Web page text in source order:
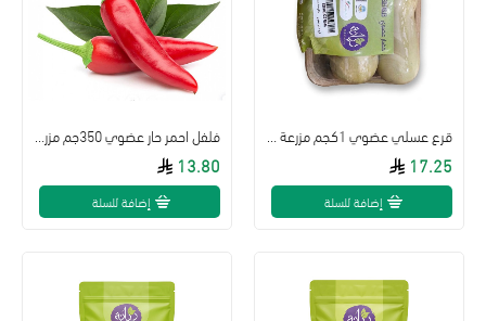
17.25
إضافة للسلة
13.80
إضافة للسلة